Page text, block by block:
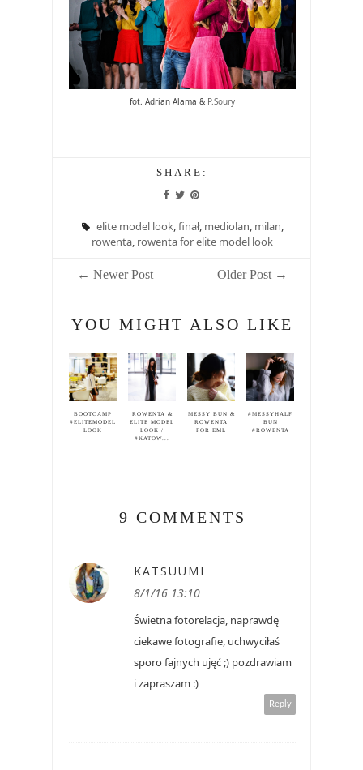
fot. Adrian Alama & P.Soury
SHARE:
elite model look,finał, mediolan, milan,
rowenta, rowenta for elite model look
← Newer Post Older Post →
YOU MIGHT ALSO LIKE
BOOTCAMP
#ELITEMODEL
LOOK
ROWENTA &
ELITE MODEL
LOOK /
#KATOW...
MESSY BUN &
ROWENTA
FOR EML
#MESSYHALF
BUN
#ROWENTA
9 COMMENTS
KATSUUMI
8/1/16 13:10
Świetna fotorelacja, naprawdę
ciekawe fotografie, uchwyciłaś
sporo fajnych ujęć ;) pozdrawiam
i zapraszam :)
Reply